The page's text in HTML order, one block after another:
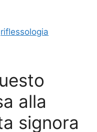
riflessologia
alla
signora